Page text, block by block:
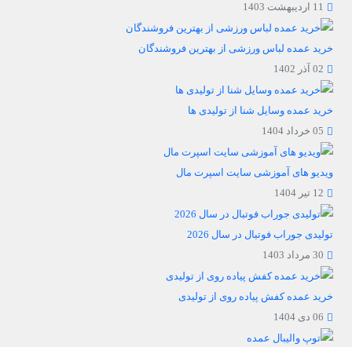
11 اردیبهشت 1403
خرید عمده لباس ورزشی از بهترین فروشندگان
02 آذر 1402
خرید عمده وسایل شنا از تولیدی ها
05 خرداد 1404
ویدیو های آموزشی سایت اسپرت مال
12 تیر 1404
تولیدی جوراب فوتبال در سال 2026
30 مرداد 1403
خرید عمده کفش پیاده روی از تولیدی
06 دی 1404